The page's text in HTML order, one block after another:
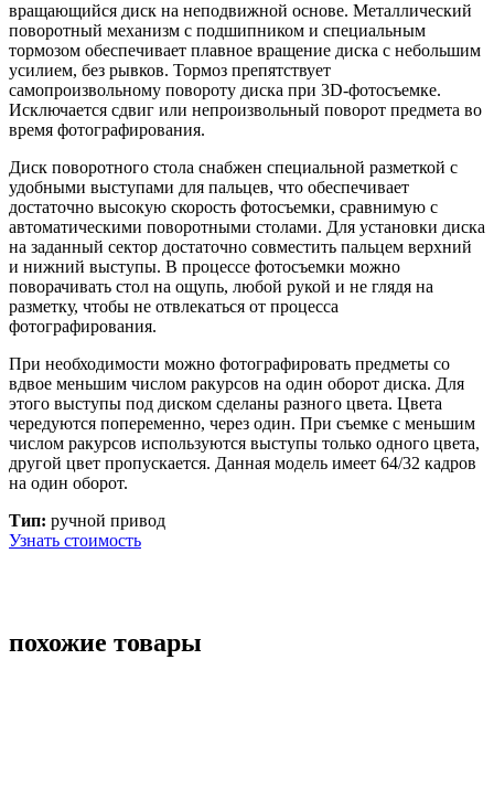
вращающийся диск на неподвижной основе. Металлический
поворотный механизм с подшипником и специальным
тормозом обеспечивает плавное вращение диска с небольшим
усилием, без рывков. Тормоз препятствует
самопроизвольному повороту диска при 3D-фотосъемке.
Исключается сдвиг или непроизвольный поворот предмета во
время фотографирования.
Диск поворотного стола снабжен специальной разметкой с
удобными выступами для пальцев, что обеспечивает
достаточно высокую скорость фотосъемки, сравнимую с
автоматическими поворотными столами. Для установки диска
на заданный сектор достаточно совместить пальцем верхний
и нижний выступы. В процессе фотосъемки можно
поворачивать стол на ощупь, любой рукой и не глядя на
разметку, чтобы не отвлекаться от процесса
фотографирования.
При необходимости можно фотографировать предметы со
вдвое меньшим числом ракурсов на один оборот диска. Для
этого выступы под диском сделаны разного цвета. Цвета
чередуются попеременно, через один. При съемке с меньшим
числом ракурсов используются выступы только одного цвета,
другой цвет пропускается. Данная модель имеет 64/32 кадров
на один оборот.
Тип: ручной привод
Узнать стоимость
похожие товары